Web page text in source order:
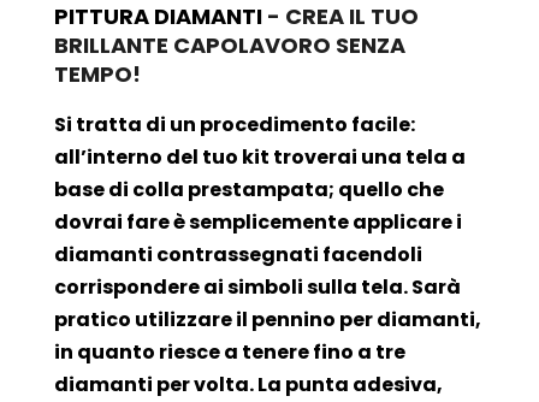
PITTURA DIAMANTI - CREA IL TUO
BRILLANTE CAPOLAVORO SENZA
TEMPO!
Si tratta di un procedimento facile:
all’interno del tuo kit troverai una tela a
base di colla prestampata; quello che
dovrai fare è semplicemente applicare i
diamanti contrassegnati facendoli
corrispondere ai simboli sulla tela. Sarà
pratico utilizzare il pennino per diamanti,
in quanto riesce a tenere fino a tre
diamanti per volta. La punta adesiva,